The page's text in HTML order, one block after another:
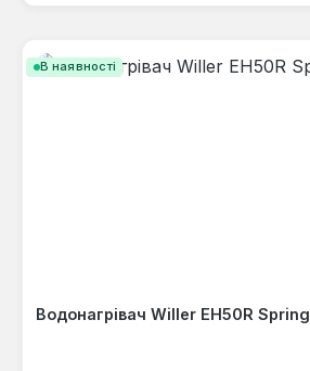
В наявності
Водонагрівач Willer EH50R Spring